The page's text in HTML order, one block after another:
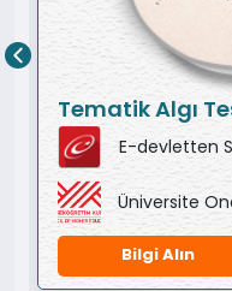
Tematik Algı
E-devletten
Üniversite
Bilgi Alın